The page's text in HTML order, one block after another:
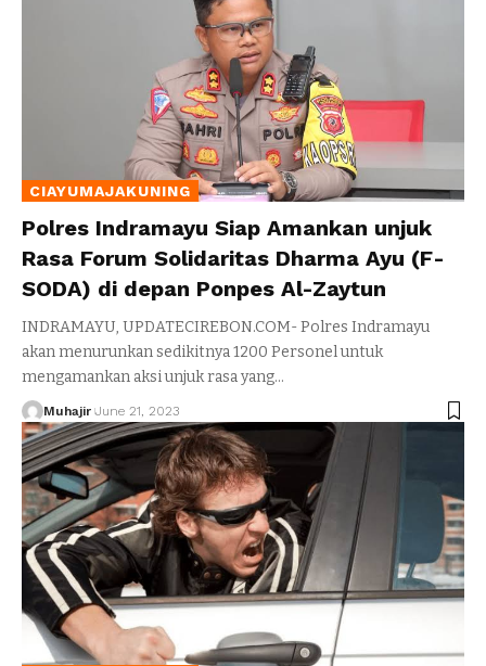
CIAYUMAJAKUNING
Polres Indramayu Siap Amankan unjuk
Rasa Forum Solidaritas Dharma Ayu (F-
SODA) di depan Ponpes Al-Zaytun
INDRAMAYU, UPDATECIREBON.COM- Polres Indramayu
akan menurunkan sedikitnya 1200 Personel untuk
mengamankan aksi unjuk rasa yang…
Muhajir June 21, 2023